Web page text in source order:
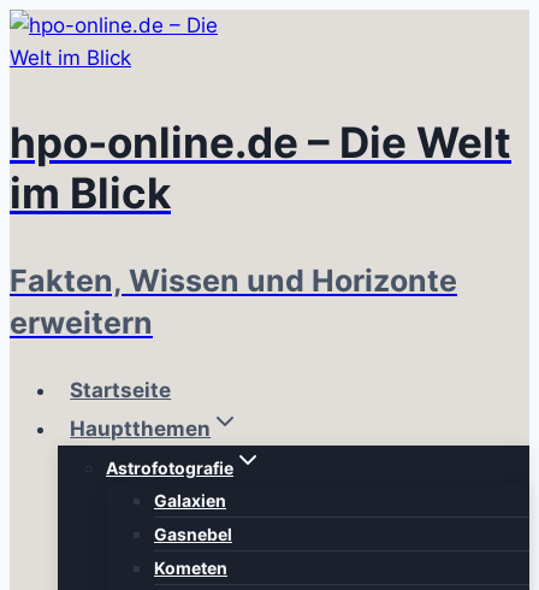
Zum
Inhalt
hpo-online.de – Die Welt
im Blick
Fakten, Wissen und Horizonte
erweitern
Startseite
Hauptthemen
Astrofotografie
Galaxien
Gasnebel
Kometen